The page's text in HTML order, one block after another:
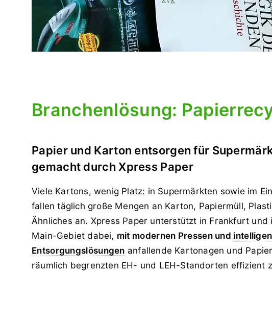
Branchenlösung:
Papier und Karton entsorgen für
gemacht durch Xpress Paper
Viele Kartons, wenig Platz: in Supermärkten sowie im
fallen täglich große Mengen an Karton, Papiermüll,
Ähnliches an. Xpress Paper unterstützt in Frankfurt und
Main-Gebiet dabei, mit modernen Pressen und
Entsorgungslösungen anfallende Kartonagen und
räumlich begrenzten EH- und LEH-Standorten effizient